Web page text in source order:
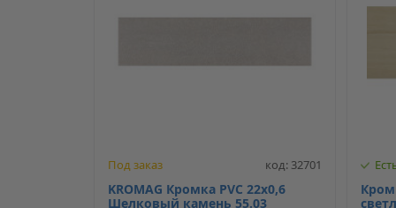
Под заказ код: 32701
KROMAG Кромка PVC 22х0,6
Шелковый камень 55.03